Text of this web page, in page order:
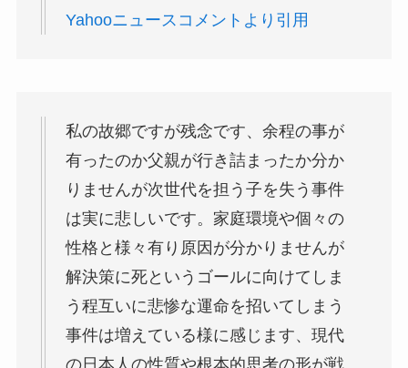
Yahooニュースコメントより引用
私の故郷ですが残念です、余程の事が
有ったのか父親が行き詰まったか分か
りませんが次世代を担う子を失う事件
は実に悲しいです。家庭環境や個々の
性格と様々有り原因が分かりませんが
解決策に死というゴールに向けてしま
う程互いに悲惨な運命を招いてしまう
事件は増えている様に感じます、現代
の日本人の性質や根本的思考の形が戦